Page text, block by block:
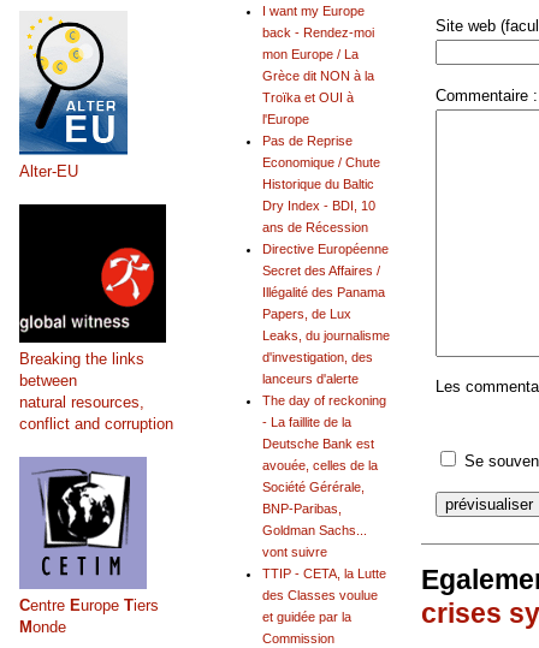
Site web
Commentaire :
Les
Se
crises
I want my Europe
back - Rendez-moi
mon Europe / La
Grèce dit NON à la
Troïka et OUI à
l'Europe
Pas de Reprise
Economique / Chute
Historique du Baltic
Dry Index - BDI, 10
ans de Récession
Directive Européenne
Secret des Affaires /
Illégalité des Panama
Papers, de Lux
Leaks, du journalisme
d'investigation, des
lanceurs d'alerte
The day of reckoning
- La faillite de la
Deutsche Bank est
avouée, celles de la
Société Gérérale,
BNP-Paribas,
Goldman Sachs...
vont suivre
TTIP - CETA, la Lutte
des Classes voulue
et guidée par la
Commission
Alter-EU
Breaking the links
between
natural resources,
conflict and corruption
Centre Europe Tiers
Monde